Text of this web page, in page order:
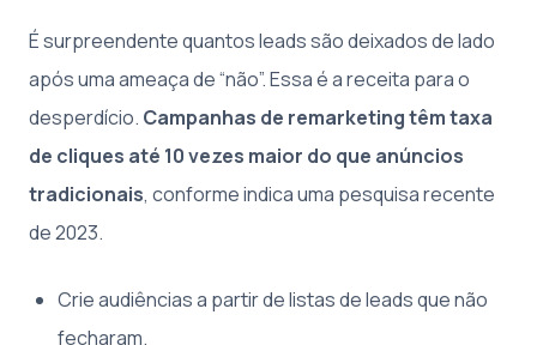
É surpreendente quantos leads são deixados de lado
após uma ameaça de “não”. Essa é a receita para o
desperdício. Campanhas de remarketing têm taxa
de cliques até 10 vezes maior do que anúncios
tradicionais, conforme indica uma pesquisa recente
de 2023.
Crie audiências a partir de listas de leads que não
fecharam.